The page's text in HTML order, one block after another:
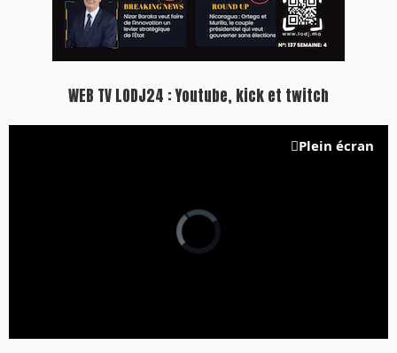
WEB TV LODJ24 : Youtube, kick et twitch
Plein écran